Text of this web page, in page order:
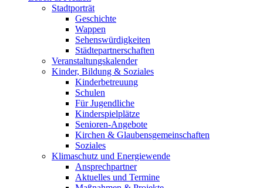
Stadtporträt
Geschichte
Wappen
Sehenswürdigkeiten
Städtepartnerschaften
Veranstaltungskalender
Kinder, Bildung & Soziales
Kinderbetreuung
Schulen
Für Jugendliche
Kinderspielplätze
Senioren-Angebote
Kirchen & Glaubensgemeinschaften
Soziales
Klimaschutz und Energiewende
Ansprechpartner
Aktuelles und Termine